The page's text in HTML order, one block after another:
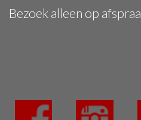
Bezoek alleen op